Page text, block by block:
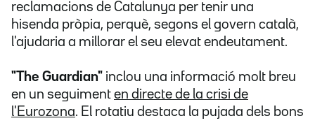
reclamacions de Catalunya per tenir una
hisenda pròpia, perquè, segons el govern català,
l'ajudaria a millorar el seu elevat endeutament.
"The Guardian" inclou una informació molt breu
en un seguiment en directe de la crisi de
l'Eurozona. El rotatiu destaca la pujada dels bons